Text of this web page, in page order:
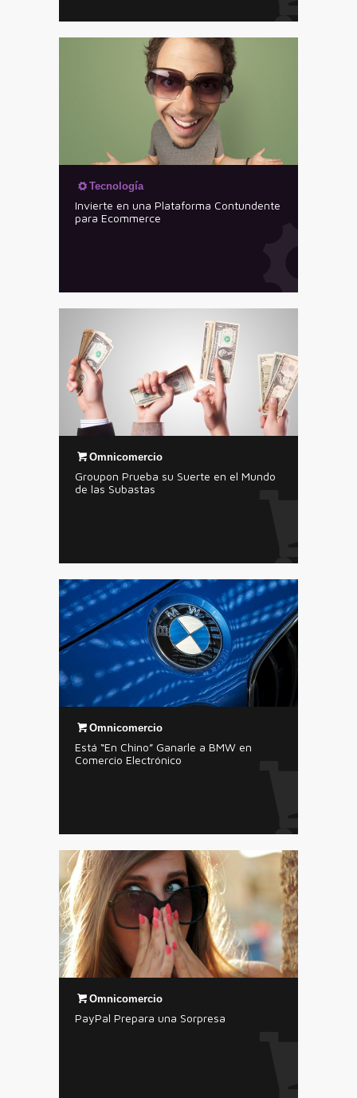
Tecnología
Invierte en una Plataforma Contundente
para Ecommerce
Omnicomercio
Groupon Prueba su Suerte en el Mundo
de las Subastas
Omnicomercio
Está “En Chino” Ganarle a BMW en
Comercio Electrónico
Omnicomercio
PayPal Prepara una Sorpresa